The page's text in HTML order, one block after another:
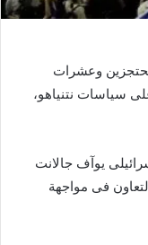
وعشرات
سياسات نتنياهو،
يوآف جالانت
فى مواجهة